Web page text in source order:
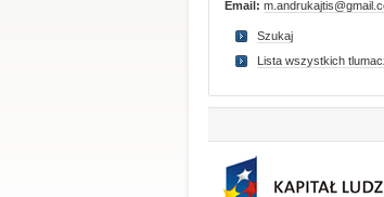
Email:
Szukaj
Lista wszystkich